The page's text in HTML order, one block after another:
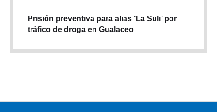
Prisión preventiva para alias ‘La Suli’ por
tráfico de droga en Gualaceo